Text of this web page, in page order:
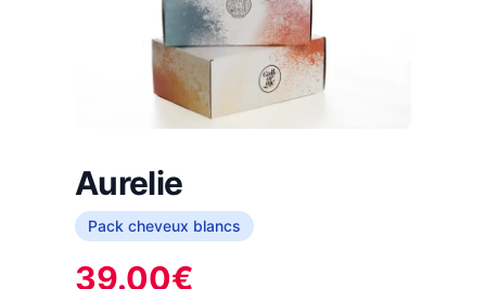
Aurelie
Pack cheveux blancs
39.00€